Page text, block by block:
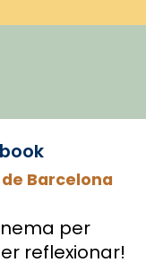
Barcelona
per
reflexionar!